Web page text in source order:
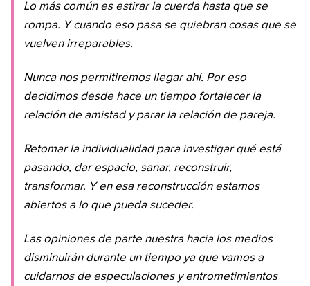
Lo más común es estirar la cuerda hasta que se
rompa. Y cuando eso pasa se quiebran cosas que se
vuelven irreparables.
Nunca nos permitiremos llegar ahí. Por eso
decidimos desde hace un tiempo fortalecer la
relación de amistad y parar la relación de pareja.
Retomar la individualidad para investigar qué está
pasando, dar espacio, sanar, reconstruir,
transformar. Y en esa reconstrucción estamos
abiertos a lo que pueda suceder.
Las opiniones de parte nuestra hacia los medios
disminuirán durante un tiempo ya que vamos a
cuidarnos de especulaciones y entrometimientos